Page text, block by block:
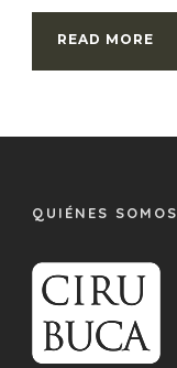
READ MORE
QUIÉNES SOMOS